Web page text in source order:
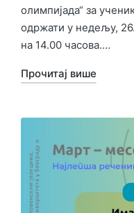
олимпијада“ за
одржати у недељу,
на 14.00 часова.…
Прочитај више